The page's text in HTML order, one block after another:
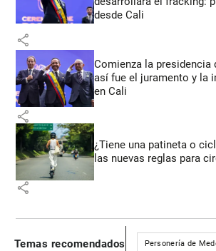
desde Cali
share
Comienza la presidencia
así fue el juramento y la
en Cali
share
¿Tiene una patineta o
las nuevas reglas para
share
Temas recomendados Personería de